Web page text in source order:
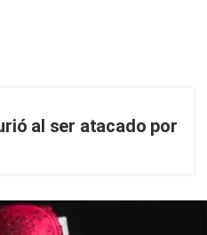
al ser atacado por